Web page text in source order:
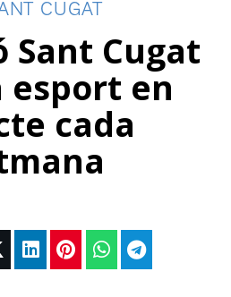
CUGAT
Sant Cugat
en
cada